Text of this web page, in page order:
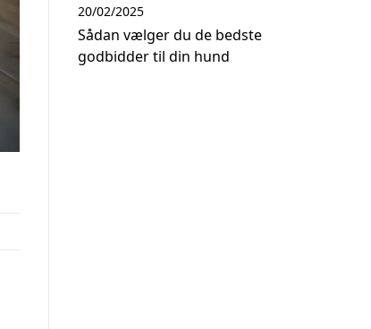
Sådan vælger du de bedste
godbidder til din hund
20/02/2025